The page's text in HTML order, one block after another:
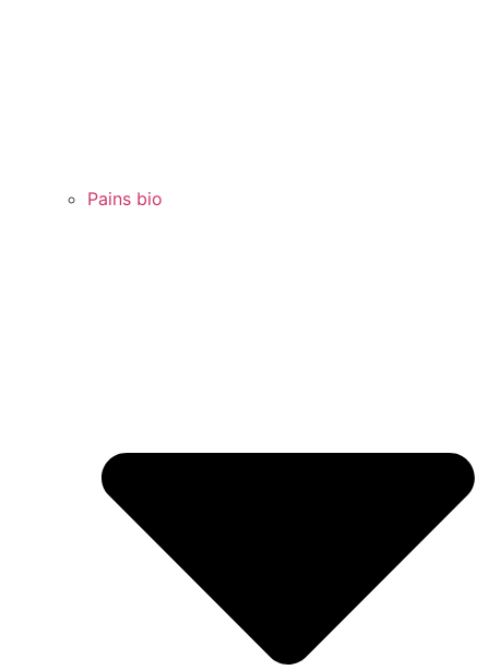
Pains bio